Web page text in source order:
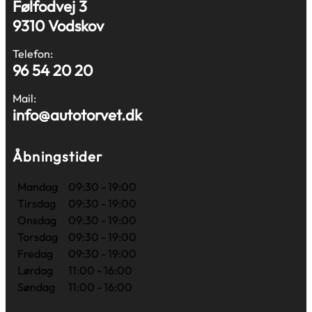
Følfodvej 3
9310 Vodskov
Telefon:
96 54 20 20
Mail:
info@autotorvet.dk
Åbningstider
Mandag
09:30 - 19:00
Tirsdag
09:30 - 19:00
Onsdag
09:30 - 19:00
Torsdag
09:30 - 19:00
Fredag
09:30 - 19:00
Lørdag
11:00 - 16:00
Søndag
11:00 - 16:00